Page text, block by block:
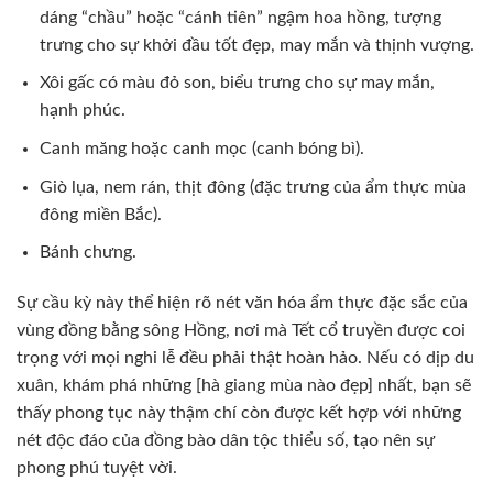
dáng “chầu” hoặc “cánh tiên” ngậm hoa hồng, tượng
trưng cho sự khởi đầu tốt đẹp, may mắn và thịnh vượng.
Xôi gấc có màu đỏ son, biểu trưng cho sự may mắn,
hạnh phúc.
Canh măng hoặc canh mọc (canh bóng bì).
Giò lụa, nem rán, thịt đông (đặc trưng của ẩm thực mùa
đông miền Bắc).
Bánh chưng.
Sự cầu kỳ này thể hiện rõ nét văn hóa ẩm thực đặc sắc của
vùng đồng bằng sông Hồng, nơi mà Tết cổ truyền được coi
trọng với mọi nghi lễ đều phải thật hoàn hảo. Nếu có dịp du
xuân, khám phá những [hà giang mùa nào đẹp] nhất, bạn sẽ
thấy phong tục này thậm chí còn được kết hợp với những
nét độc đáo của đồng bào dân tộc thiểu số, tạo nên sự
phong phú tuyệt vời.